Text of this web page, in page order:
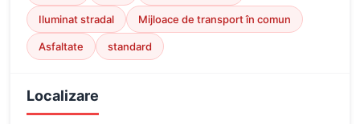
Iluminat stradal Mijloace de transport în comun
Asfaltate standard
Localizare